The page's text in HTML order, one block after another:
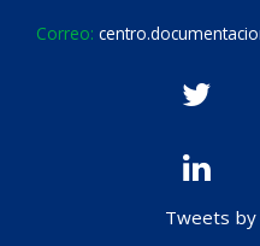
Correo:
Tweets by